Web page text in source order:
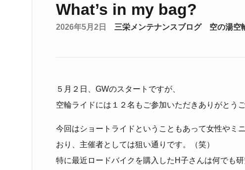
What’s in my bag?
2026年5月2日 三栄メンテナンスブログ 空の湯空
５月２日、GWのスタートですが、
空輪ライドには１２名もご参加いただきありがとう
今回はショートライドということもあって女性やミ
おり、主催者としては狙い通りです。（笑）
特に最近ロードバイクを購入したH子さんは何でも研